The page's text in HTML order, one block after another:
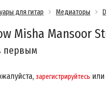
для гитар Медиаторы
Misha Mansoor
первым
зарегистрируйтесь или